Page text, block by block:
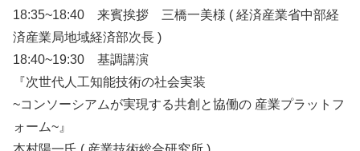
18:35~18:40 来賓挨拶 三橋一美様 ( 経済産業省中部経
済産業局地域経済部次長 )
18:40~19:30 基調講演
『次世代人工知能技術の社会実装
~コンソーシアムが実現する共創と協働の 産業プラットフ
ォーム~』